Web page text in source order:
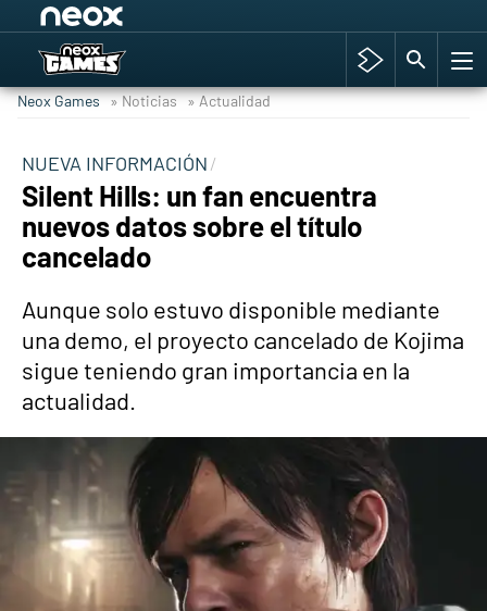
Hyrule Warriors: La Era del Cataclismo
Cyberpunk 2077
Hyrule Warriors
Neox Games » Noticias » Actualidad
NUEVA INFORMACIÓN
Silent Hills: un fan encuentra
nuevos datos sobre el título
cancelado
Aunque solo estuvo disponible mediante
una demo, el proyecto cancelado de Kojima
sigue teniendo gran importancia en la
actualidad.